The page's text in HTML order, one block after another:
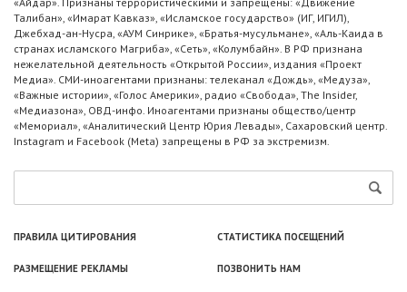
Талибан», «Имарат Кавказ», «Исламское государство» (ИГ, ИГИЛ),
Джебхад-ан-Нусра, «АУМ Синрике», «Братья-мусульмане», «Аль-Каида в
странах исламского Магриба», «Сеть», «Колумбайн». В РФ признана
нежелательной деятельность «Открытой России», издания «Проект
Медиа». СМИ-иноагентами признаны: телеканал «Дождь», «Медуза»,
«Важные истории», «Голос Америки», радио «Свобода», The Insider,
«Медиазона», ОВД-инфо. Иноагентами признаны общество/центр
«Мемориал», «Аналитический Центр Юрия Левады», Сахаровский центр.
Instagram и Facebook (Metа) запрещены в РФ за экстремизм.
ПРАВИЛА ЦИТИРОВАНИЯ СТАТИСТИКА ПОСЕЩЕНИЙ
РАЗМЕЩЕНИЕ РЕКЛАМЫ ПОЗВОНИТЬ НАМ